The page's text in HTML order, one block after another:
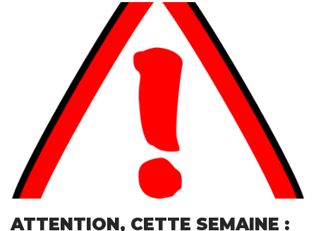
ATTENTION, CETTE SEMAINE :